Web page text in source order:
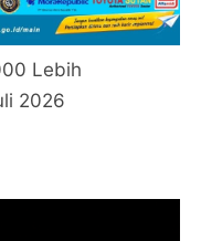
Lebih
2026